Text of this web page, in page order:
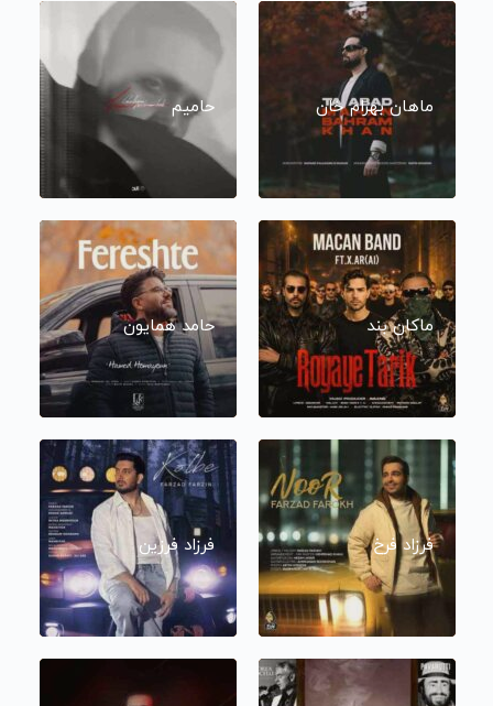
ماهان بهرام خان حامیم
ماکان بند حامد همایون
فرزاد فرخ فرزاد فرزین